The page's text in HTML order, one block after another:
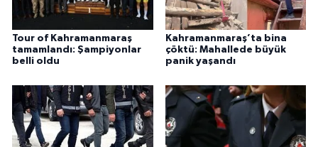
Tour of Kahramanmaraş
tamamlandı: Şampiyonlar
belli oldu
Kahramanmaraş’ta bina
çöktü: Mahallede büyük
panik yaşandı